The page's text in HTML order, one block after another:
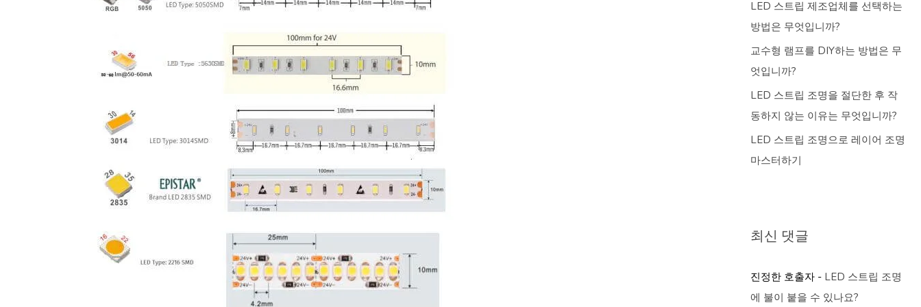
LED 스트립 제조업체를 선택하는
방법은 무엇입니까?
교수형 램프를 DIY하는 방법은 무
엇입니까?
LED 스트립 조명을 절단한 후 작
동하지 않는 이유는 무엇입니까?
LED 스트립 조명으로 레이어 조명
마스터하기
최신 댓글
진정한 호출자 - LED 스트립 조명
에 불이 붙을 수 있나요?